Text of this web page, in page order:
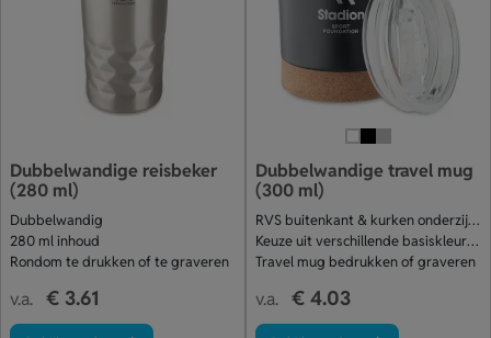
Dubbelwandige reisbeker
(280 ml)
Dubbelwandig
280 ml inhoud
Rondom te drukken of te graveren
v.a. € 3.61
Dubbelwandige travel mug
(300 ml)
RVS buitenkant & kurken onderzijde
Keuze uit verschillende basiskleuren
Travel mug bedrukken of graveren
v.a. € 4.03